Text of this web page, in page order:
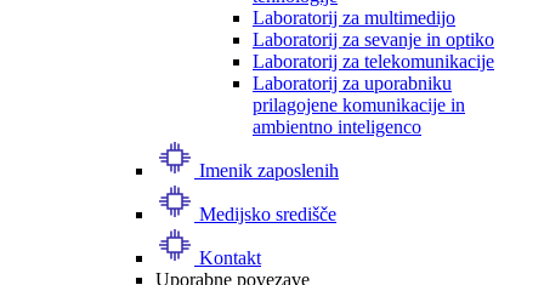
Laboratorij za multimedijo
Laboratorij za sevanje in optiko
Laboratorij za telekomunikacije
Laboratorij za uporabniku
prilagojene komunikacije in
ambientno inteligenco
Imenik zaposlenih
Medijsko središče
Kontakt
Uporabne povezave